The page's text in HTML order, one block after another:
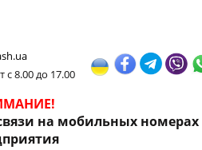
с 8.00 до 17.00
на мобильных